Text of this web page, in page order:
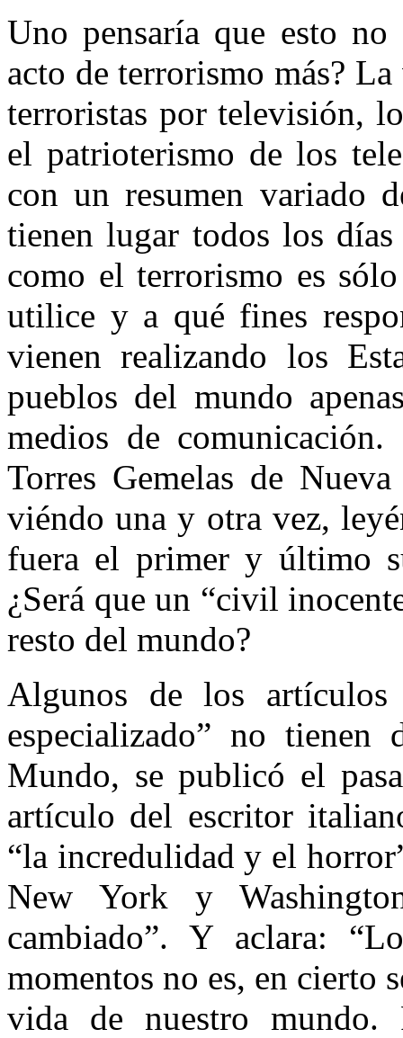
Uno pensaría que esto
acto de terrorismo más?
terroristas por televisión,
el patrioterismo de los
con un resumen variado
tienen lugar todos los
como el terrorismo es
utilice y a qué fines
vienen realizando los
pueblos del mundo
medios de
Torres Gemelas de
viéndo una y otra vez,
fuera el primer y último
¿Será que un “civil
resto del mundo?
Algunos de los
especializado” no
Mundo, se publicó el
artículo del escritor
“la incredulidad y el
New York y
cambiado”. Y aclara:
momentos no es, en cierto
vida de nuestro